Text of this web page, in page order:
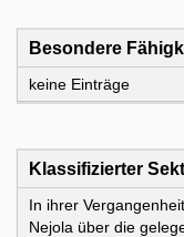
Besondere
keine Einträge
Klassifizierter
In ihrer
Nejola über die